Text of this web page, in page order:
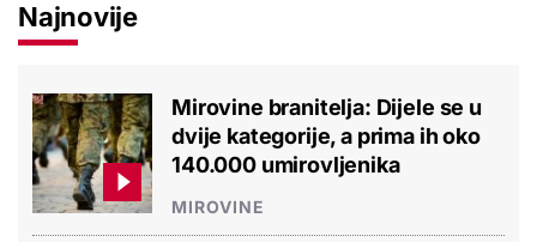
Najnovije
Mirovine branitelja: Dijele se u
dvije kategorije, a prima ih oko
140.000 umirovljenika
MIROVINE